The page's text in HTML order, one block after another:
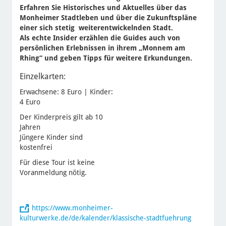
Erfahren Sie Historisches und Aktuelles über das
Monheimer Stadtleben und über die Zukunftspläne
einer sich stetig weiterentwickelnden Stadt.
Als echte Insider erzählen die Guides auch von
persönlichen Erlebnissen in ihrem „Monnem am
Rhing“ und geben Tipps für weitere Erkundungen.
Einzelkarten:
Erwachsene: 8 Euro | Kinder:
4 Euro
Der Kinderpreis gilt ab 10
Jahren
Jüngere Kinder sind
kostenfrei
Für diese Tour ist keine
Voranmeldung nötig.
https://www.monheimer-
kulturwerke.de/de/kalender/klassische-stadtfuehrung